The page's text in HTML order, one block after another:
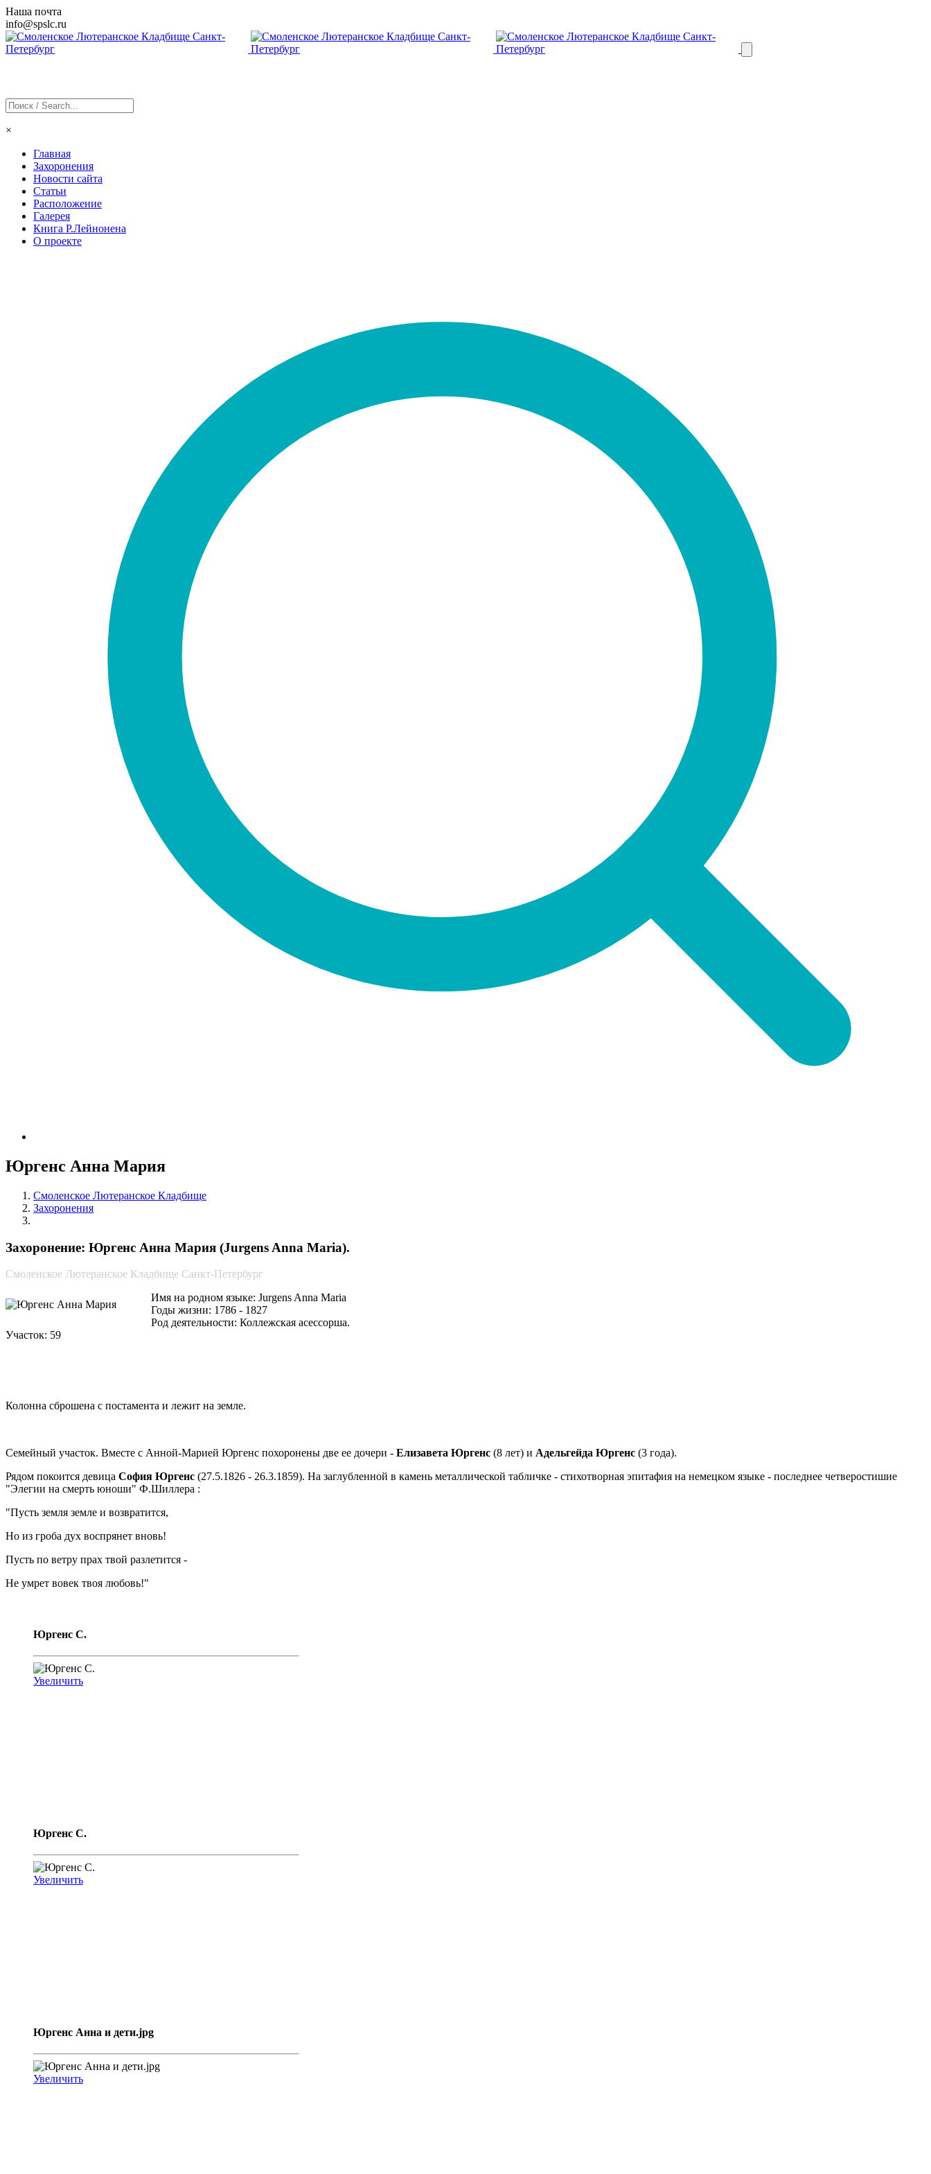
Наша почта
info@spslc.ru
×
Главная
Захоронения
Новости сайта
Статьи
Расположение
Галерея
Книга Р.Лейнонена
О проекте
Юргенс Анна Мария
Смоленское Лютеранское Кладбище
Захоронения
Захоронение: Юргенс Анна Мария (Jurgens Anna Maria).
Смоленское Лютеранское Кладбище Санкт-Петербург
Имя на родном языке: Jurgens Anna Maria
Годы жизни: 1786 - 1827
Род деятельности: Коллежская асессорша.
Участок: 59
Колонна сброшена с постамента и лежит на земле.
Семейный участок. Вместе с Анной-Марией Юргенс похоронены две ее дочери - Елизавета Юргенс (8 лет) и Адельгейда Юргенс (3 года).
Рядом покоится девица София Юргенс (27.5.1826 - 26.3.1859). На заглубленной в камень металлической табличке - стихотворная эпитафия на немецком языке - последнее четверостишие
"Элегии на смерть юноши" Ф.Шиллера :
"Пусть земля земле и возвратится,
Но из гроба дух воспрянет вновь!
Пусть по ветру прах твой разлетится -
Не умрет вовек твоя любовь!"
Юргенс C.
Увеличить
Юргенс C.
Увеличить
Юргенс Анна и дети.jpg
Увеличить